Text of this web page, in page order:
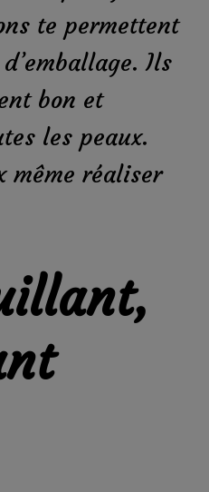
te permettent
Ils
bon et
les peaux.
même réaliser